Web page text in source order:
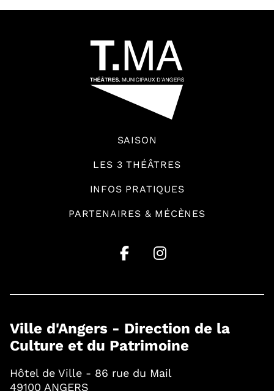
SAISON
LES 3 THÉÂTRES
INFOS PRATIQUES
PARTENAIRES & MÉCÈNES
Ville d'Angers - Direction de la
Culture et du Patrimoine
Hôtel de Ville - 86 rue du Mail
49100 ANGERS